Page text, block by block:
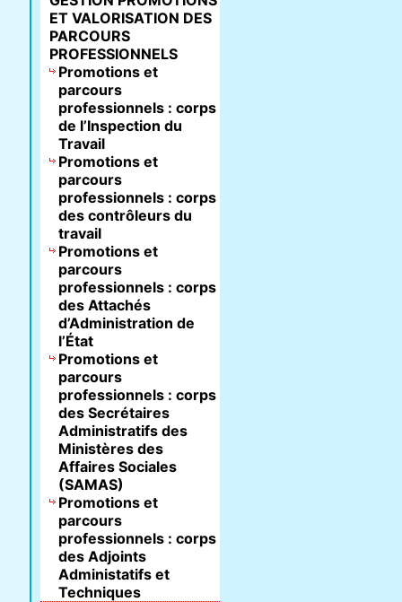
ET VALORISATION DES
PARCOURS
PROFESSIONNELS
Promotions et
parcours
professionnels : corps
de l’Inspection du
Travail
Promotions et
parcours
professionnels : corps
des contrôleurs du
travail
Promotions et
parcours
professionnels : corps
des Attachés
d’Administration de
l’État
Promotions et
parcours
professionnels : corps
des Secrétaires
Administratifs des
Ministères des
Affaires Sociales
(SAMAS)
Promotions et
parcours
professionnels : corps
des Adjoints
Administatifs et
Techniques